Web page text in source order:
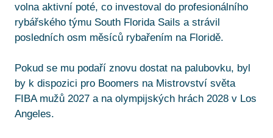
volna aktivní poté, co investoval do profesionálního
rybářského týmu South Florida Sails a strávil
posledních osm měsíců rybařením na Floridě.
Pokud se mu podaří znovu dostat na palubovku, byl
by k dispozici pro Boomers na Mistrovství světa
FIBA mužů 2027 a na olympijských hrách 2028 v Los
Angeles.